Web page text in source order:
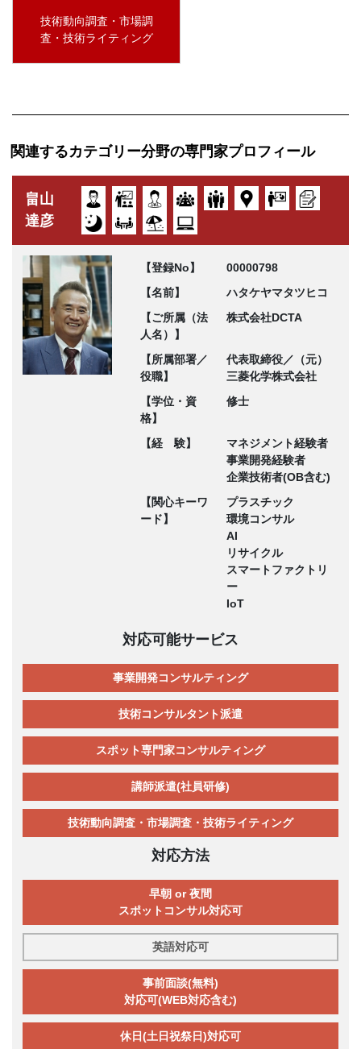
技術動向調査・市場調
査・技術ライティング
関連するカテゴリー分野の専門家プロフィール
畠山
達彦
【登録No】
00000798
【名前】
ハタケヤマタツヒコ
【ご所属（法
人名）】
株式会社DCTA
【所属部署／
役職】
代表取締役／（元）
三菱化学株式会社
【学位・資
格】
修士
【経 験】
マネジメント経験者
事業開発経験者
企業技術者(OB含む)
【関心キーワ
ード】
プラスチック
環境コンサル
AI
リサイクル
スマートファクトリ
ー
IoT
対応可能サービス
事業開発コンサルティング
技術コンサルタント派遣
スポット専門家コンサルティング
講師派遣(社員研修)
技術動向調査・市場調査・技術ライティング
対応方法
早朝 or 夜間
スポットコンサル対応可
英語対応可
事前面談(無料)
対応可(WEB対応含む)
休日(土日祝祭日)対応可